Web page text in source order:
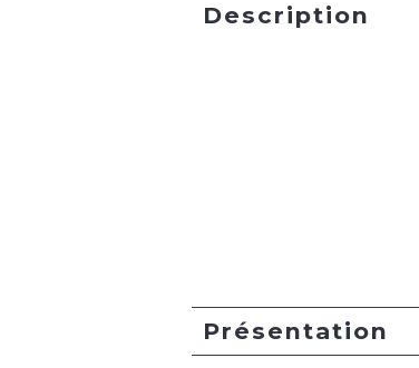
Description
Présentation